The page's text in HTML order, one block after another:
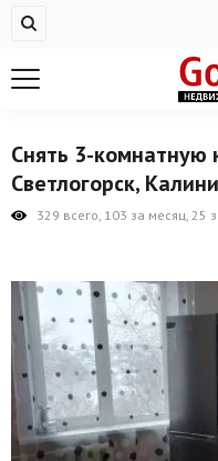
Купить квартиру
На сутки
Новостройки
Продажа
Аренда
Снять 3-комнатную
Светлогорск,
329 всего, 103 за месяц, 25